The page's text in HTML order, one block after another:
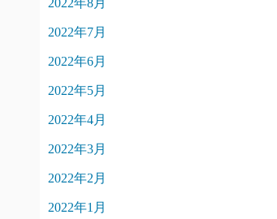
2022年8月
2022年7月
2022年6月
2022年5月
2022年4月
2022年3月
2022年2月
2022年1月